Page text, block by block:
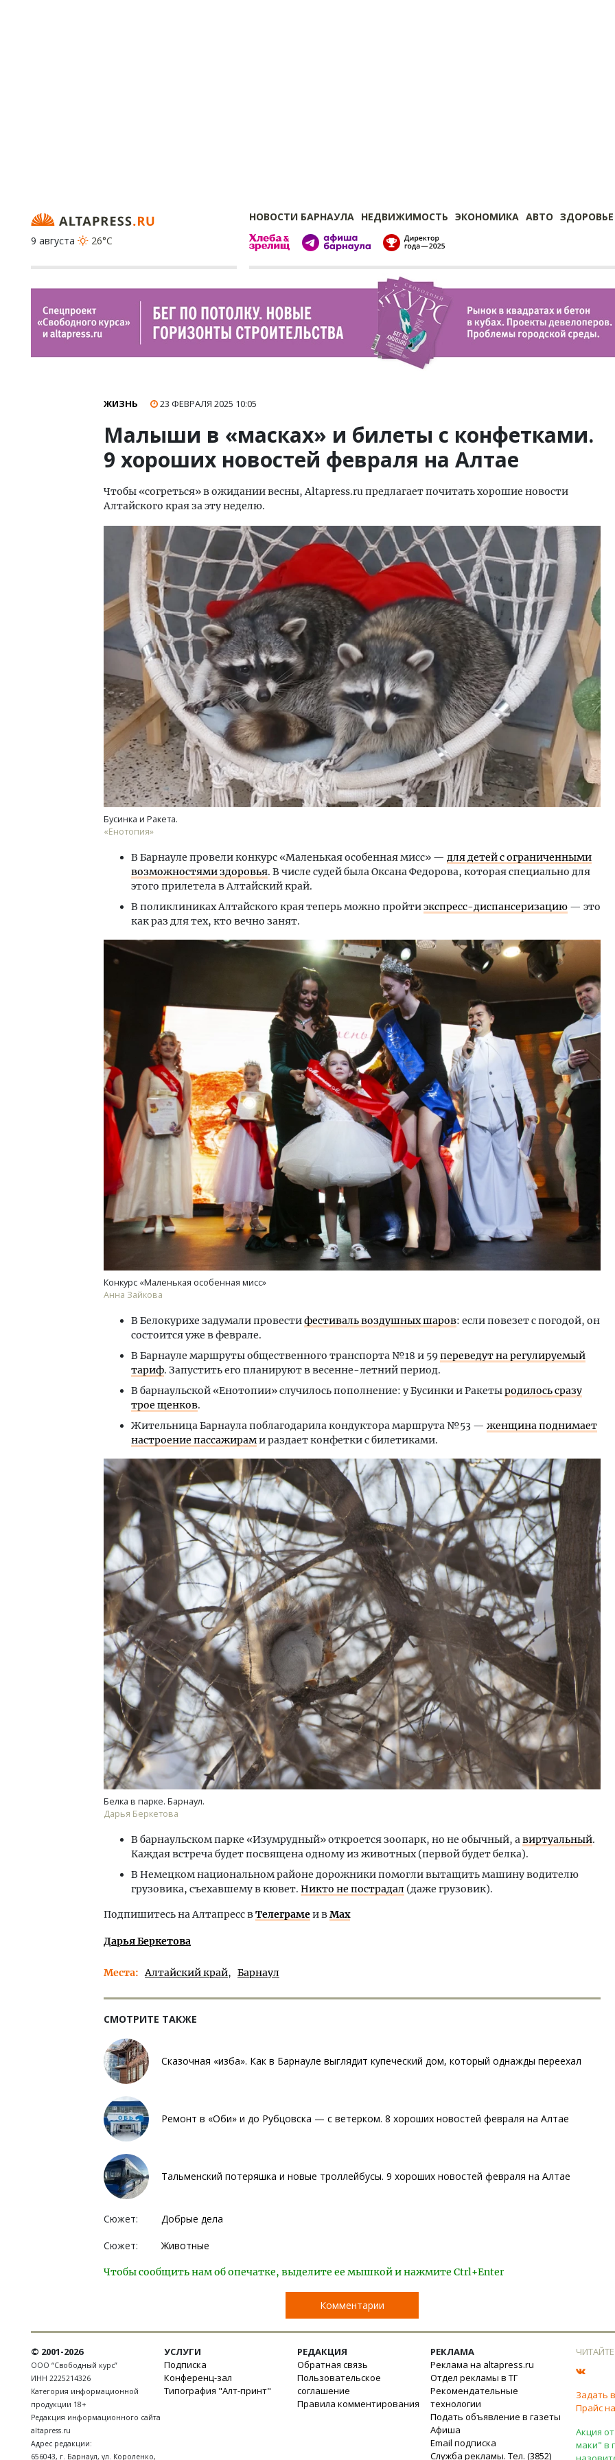
НОВОСТИ БАРНАУЛА НЕДВИЖИМОСТЬ ЭКОНОМИКА АВТО ЗДОРОВЬЕ
9 августа
26°C
ЖИЗНЬ 23 ФЕВРАЛЯ 2025 10:05
Малыши в «масках» и билеты с конфетками.
9 хороших новостей февраля на Алтае
Чтобы «согреться» в ожидании весны, Altapress.ru предлагает почитать хорошие новости
Алтайского края за эту неделю.
Бусинка и Ракета.
«Енотопия»
В Барнауле провели конкурс «Маленькая особенная мисс» — для детей с ограниченными
возможностями здоровья. В числе судей была Оксана Федорова, которая специально для
этого прилетела в Алтайский край.
В поликлиниках Алтайского края теперь можно пройтиэкспресс-диспансеризацию — это
как раз для тех, кто вечно занят.
Конкурс «Маленькая особенная мисс»
Анна Зайкова
В Белокурихе задумали провестифестиваль воздушных шаров: если повезет с погодой, он
состоится уже в феврале.
В Барнауле маршруты общественного транспорта №18 и 59переведут на регулируемый
тариф. Запустить его планируют в весенне-летний период.
В барнаульской «Енотопии» случилось пополнение: у Бусинки и Ракетыродилось сразу
трое щенков.
Жительница Барнаула поблагодарила кондуктора маршрута №53 — женщина поднимает
настроение пассажирами раздает конфетки с билетиками.
Белка в парке. Барнаул.
Дарья Беркетова
В барнаульском парке «Изумрудный» откроется зоопарк, но не обычный, авиртуальный.
Каждая встреча будет посвящена одному из животных (первой будет белка).
В Немецком национальном районе дорожники помогли вытащить машину водителю
грузовика, съехавшему в кювет. Никто не пострадал (даже грузовик).
Подпишитесь на Алтапресс вТелеграмеи вMax
Дарья Беркетова
Места Алтайский край Барнаул
СМОТРИТЕ ТАКЖЕ
Сказочная «изба». Как в Барнауле выглядит купеческий дом, который однажды переехал
Ремонт в «Оби» и до Рубцовска — с ветерком. 8 хороших новостей февраля на Алтае
Тальменский потеряшка и новые троллейбусы. 9 хороших новостей февраля на Алтае
Сюжет: Добрые дела
Сюжет: Животные
Чтобы сообщить нам об опечатке, выделите ее мышкой и нажмите Ctrl+Enter
Комментарии
Двухуровневые номера и вид на горы.
Каким будет новый бутик-отель
«Белкур» в Белокурихе
ДОМА И КВАРТИРЫ
Ищем новые берега. Гендиректор
«Жилищной инициативы» Юрий
Гатилов — о том, как девелоперу
оставаться на плаву, когда рынок
штормит
СТРОИТЕЛЬСТВО
© 2001-2026
ООО “Свободный курс”
ИНН 2225214326
Категория информационной
продукции 18+
Редакция информационного сайта
altapress.ru
Адрес редакции:
656043, г. Барнаул, ул. Короленко,
УСЛУГИ
Подписка
Конференц-зал
Типография "Алт-принт"
РЕДАКЦИЯ
Обратная связь
Пользовательское
соглашение
Правила комментирования
РЕКЛАМА
Реклама на altapress.ru
Отдел рекламы в ТГ
Рекомендательные
технологии
Подать объявление в газеты
Афиша
Email подписка
Служба рекламы. Тел. (3852)
Задать
Прайс
Акция
маки" в